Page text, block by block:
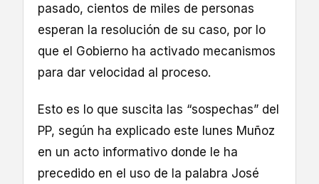
pasado, cientos de miles de personas
esperan la resolución de su caso, por lo
que el Gobierno ha activado mecanismos
para dar velocidad al proceso.
Esto es lo que suscita las “sospechas” del
PP, según ha explicado este lunes Muñoz
en un acto informativo donde le ha
precedido en el uso de la palabra José